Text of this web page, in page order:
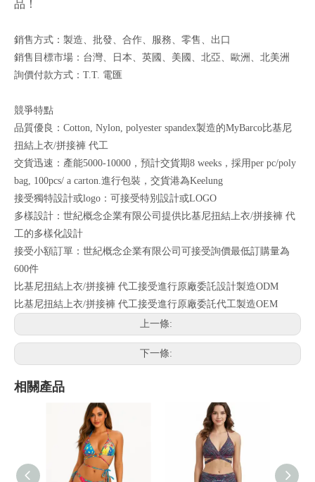
品！
銷售方式：製造、批發、合作、服務、零售、出口
銷售目標市場：台灣、日本、英國、美國、北亞、歐洲、北美洲
詢價付款方式：T.T. 電匯
競爭特點
品質優良：Cotton, Nylon, polyester spandex製造的MyBarco比基尼
扭結上衣/拼接褲 代工
交貨迅速：產能5000-10000，預計交貨期8 weeks，採用per pc/poly
bag, 100pcs/ a carton.進行包裝，交貨港為Keelung
接受獨特設計或logo：可接受特別設計或LOGO
多樣設計：世紀概念企業有限公司提供比基尼扭結上衣/拼接褲 代
工的多樣化設計
接受小額訂單：世紀概念企業有限公司可接受詢價最低訂購量為
600件
比基尼扭結上衣/拼接褲 代工接受進行原廠委託設計製造ODM
比基尼扭結上衣/拼接褲 代工接受進行原廠委託代工製造OEM
上一條:
下一條:
相關產品